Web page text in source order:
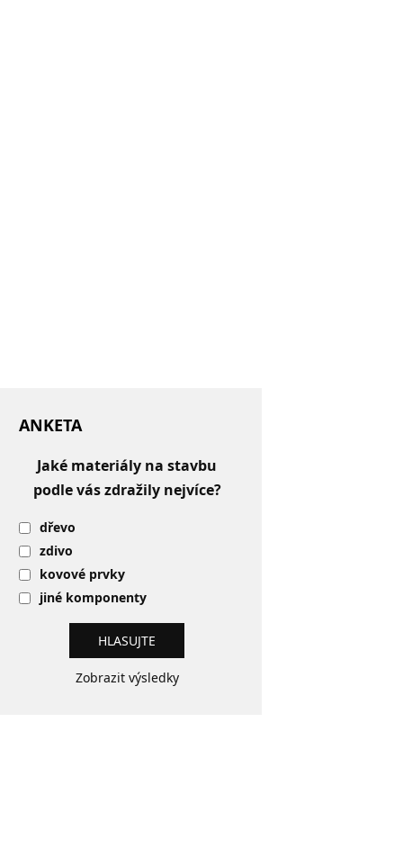
ANKETA
Jaké materiály na stavbu
podle vás zdražily nejvíce?
dřevo
zdivo
kovové prvky
jiné komponenty
Zobrazit výsledky